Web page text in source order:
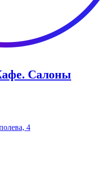
Салоны
4